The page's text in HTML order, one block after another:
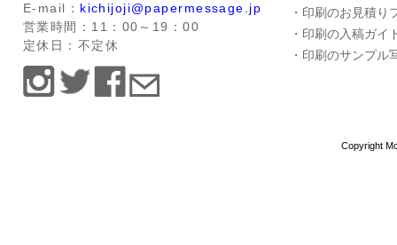
E-mail： kichijoji@papermessage.jp
営業時間：11：00～19：00
定休日：不定休
・印刷のお見積り
・印刷の入稿ガイ
・印刷のサンプル
Copyright